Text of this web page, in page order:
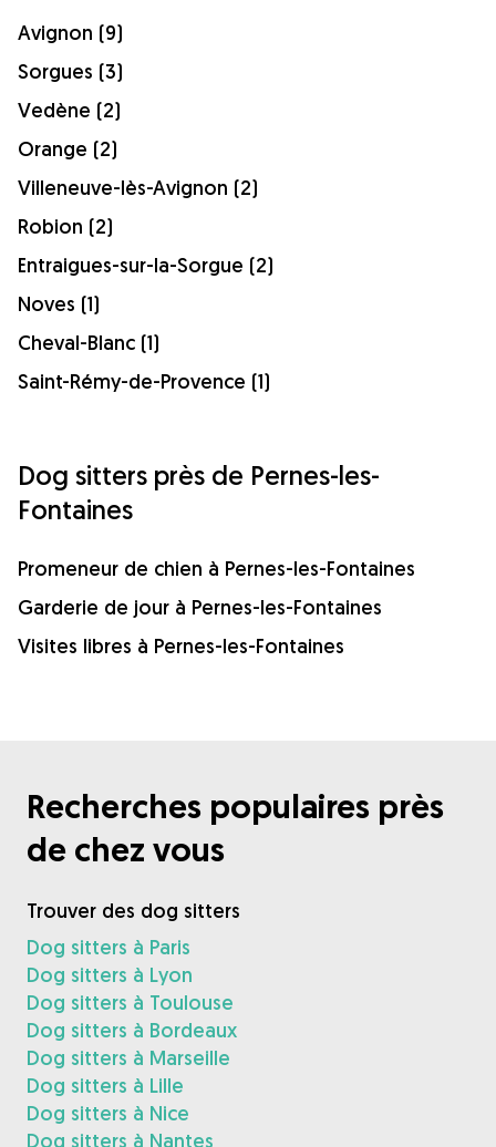
Avignon (9)
Sorgues (3)
Vedène (2)
Orange (2)
Villeneuve-lès-Avignon (2)
Robion (2)
Entraigues-sur-la-Sorgue (2)
Noves (1)
Cheval-Blanc (1)
Saint-Rémy-de-Provence (1)
Dog sitters près de Pernes-les-
Fontaines
Promeneur de chien à Pernes-les-Fontaines
Garderie de jour à Pernes-les-Fontaines
Visites libres à Pernes-les-Fontaines
Recherches populaires près
de chez vous
Trouver des dog sitters
Dog sitters à Paris
Dog sitters à Lyon
Dog sitters à Toulouse
Dog sitters à Bordeaux
Dog sitters à Marseille
Dog sitters à Lille
Dog sitters à Nice
Dog sitters à Nantes